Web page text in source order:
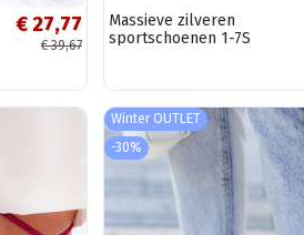
€ 27,77
€ 39,67
Massieve zilveren
sportschoenen 1-7S
Winter OUTLET
-30%